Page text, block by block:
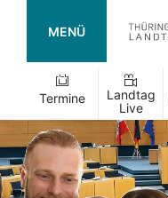
MENÜ
Termine
Landtag
Live